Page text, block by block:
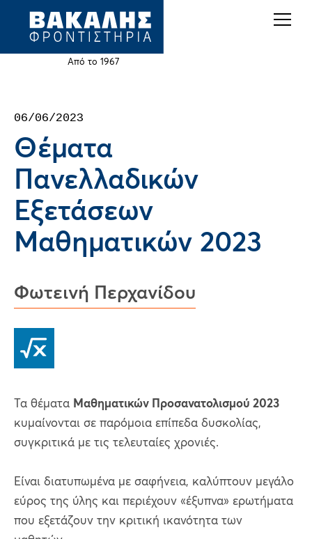
Jump
Από το 1967
top
06/06/2023
Θέματα
Πανελλαδικών
Εξετάσεων
Μαθηματικών 2023
Φωτεινή Περχανίδου
Τα θέματα Μαθηματικών Προσανατολισμού 2023
κυμαίνονται σε παρόμοια επίπεδα δυσκολίας,
συγκριτικά με τις τελευταίες χρονιές.
Είναι διατυπωμένα με σαφήνεια, καλύπτουν μεγάλο
εύρος της ύλης και περιέχουν «έξυπνα» ερωτήματα
που εξετάζουν την κριτική ικανότητα των